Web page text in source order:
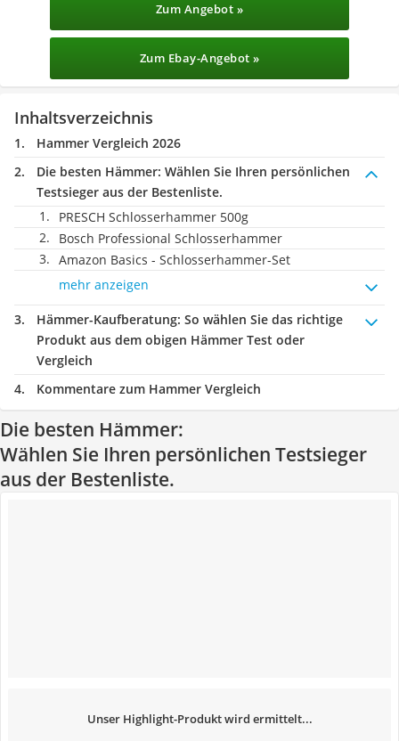
Zum Angebot »
Zum Ebay-Angebot »
Inhaltsverzeichnis
Hammer Vergleich 2026
Die besten Hämmer: Wählen Sie Ihren persönlichen
Testsieger aus der Bestenliste.
PRESCH Schlosserhammer 500g
Bosch Professional Schlosserhammer
Amazon Basics - Schlosserhammer-Set
mehr anzeigen
Hämmer-Kaufberatung: So wählen Sie das richtige
Produkt aus dem obigen Hämmer Test oder
Vergleich
Kommentare zum Hammer Vergleich
Die besten Hämmer:
Wählen Sie Ihren persönlichen Testsieger
aus der Bestenliste.
Unser Highlight-Produkt wird ermittelt...